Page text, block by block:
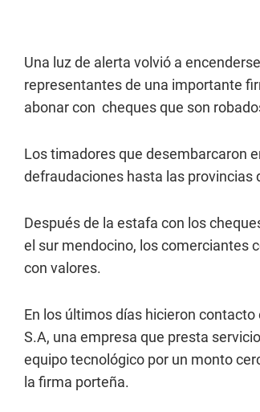
Una luz de alerta volvió a
representantes de una importante
abonar con cheques que son
Los timadores que desembarcaron
defraudaciones hasta las provincias
Después de la estafa con los
el sur mendocino, los comerciantes
con valores.
En los últimos días hicieron
S.A, una empresa que presta
equipo tecnológico por un monto
la firma porteña.